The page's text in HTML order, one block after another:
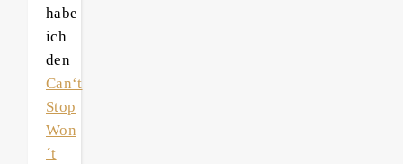
habe
ich
den
Can‘t
Stop
Won
´t